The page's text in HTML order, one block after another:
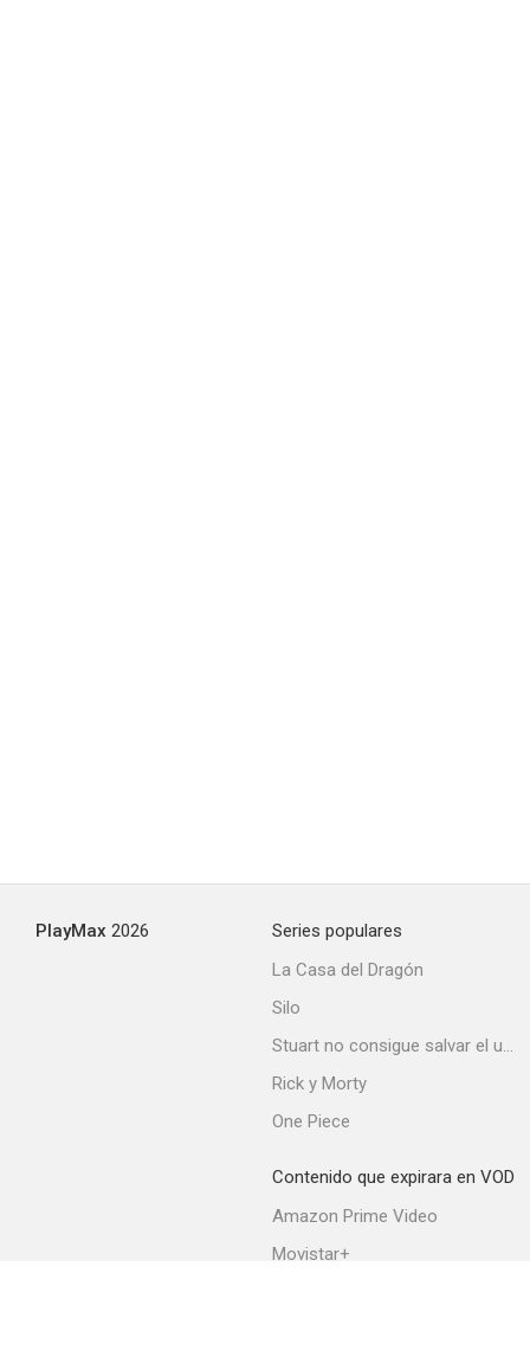
PlayMax 2026
Series populares
La Casa del Dragón
Silo
Stuart no consigue salvar el universo
Rick y Morty
One Piece
Contenido que expirara en VOD
Amazon Prime Video
Movistar+